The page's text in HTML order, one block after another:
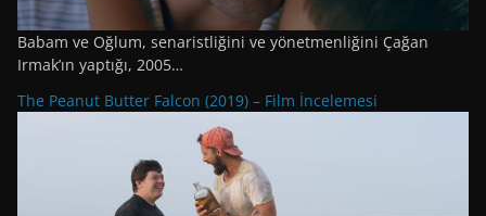
Babam ve Oğlum, senaristliğini ve yönetmenliğini Çağan
Irmak’ın yaptığı, 2005…
The Peanut Butter Falcon (2019) – Film İncelemesi